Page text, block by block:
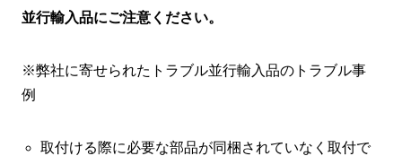
並行輸入品にご注意ください。
※弊社に寄せられたトラブル並行輸入品のトラブル事
例
取付ける際に必要な部品が同梱されていなく取付で